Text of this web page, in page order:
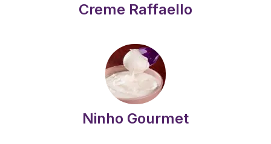
Creme Raffaello
Ninho Gourmet